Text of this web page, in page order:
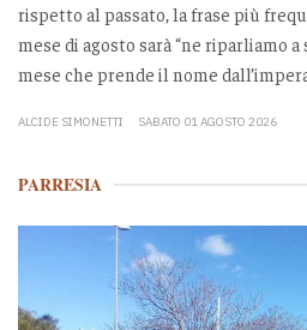
rispetto al passato, la frase più
mese di agosto sarà “ne riparliamo
mese che prende il nome
ALCIDE SIMONETTI SABATO 01 AGOSTO 2026
PARRESIA